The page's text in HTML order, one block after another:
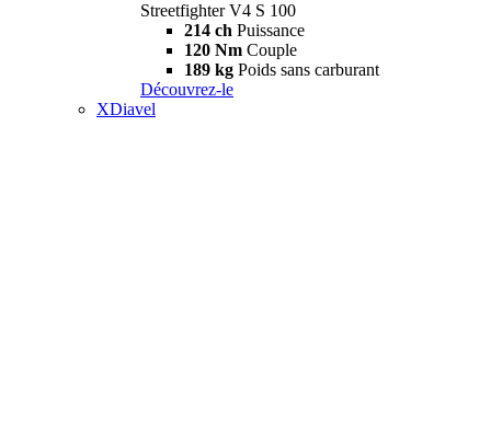
Streetfighter V4 S 100
214 ch Puissance
120 Nm Couple
189 kg Poids sans carburant
Découvrez-le
XDiavel